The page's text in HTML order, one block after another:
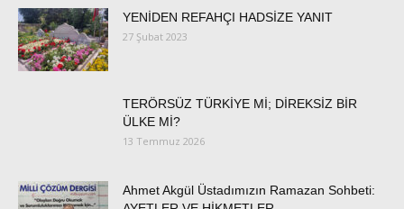
YENİDEN REFAHÇI HADSİZE YANIT
27 Şubat 2023
TERÖRSÜZ TÜRKİYE Mİ; DİREKSİZ BİR
ÜLKE Mİ?
13 Temmuz 2026
Ahmet Akgül Üstadımızın Ramazan Sohbeti: